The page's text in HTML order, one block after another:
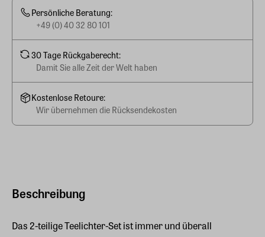
Beschreibung
Das 2-teilige Teelichter-Set ist immer und überall
Persönliche Beratung:
+49 (0) 40 32 80 101
30 Tage Rückgaberecht:
Damit Sie alle Zeit der Welt haben
Kostenlose Retoure:
Wir übernehmen die Rücksendekosten